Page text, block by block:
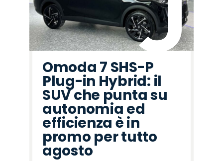
Omoda 7 SHS-P
Plug-in Hybrid: il
SUV che punta su
autonomia ed
efficienza è in
promo per tutto
agosto